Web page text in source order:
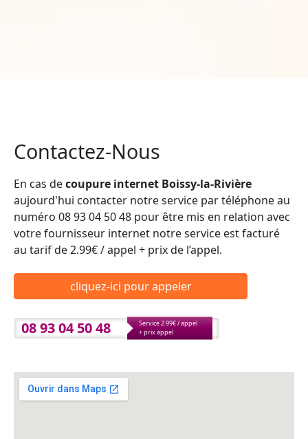
Contactez-Nous
En cas decoupure internet Boissy-la-Rivière
aujourd'hui contacter notre service par téléphone au
numéro 08 93 04 50 48 pour être mis en relation avec
votre fournisseur internet notre service est facturé
au tarif de 2.99€ / appel + prix de l’appel.
cliquez-ici pour appeler
08 93 04 50 48
Service 2.99€ / appel
+ prix appel